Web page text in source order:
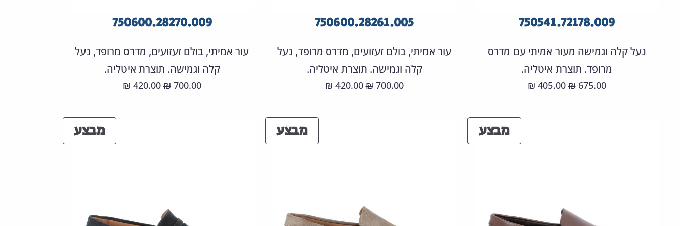
750541.72178.009
נעל קלה וגמישה מעור אמיתי עם מדרס
מרופד. תוצרת איטליה.
675.00
₪ המחיר
405.00
₪
הוא:
405.00 ₪.
750600.28261.005
עור אמיתי, בולם זעזועים, מדרס מרופד, נעל
קלה וגמישה. תוצרת איטליה.
700.00
₪ המחיר
420.00
₪
הוא:
420.00 ₪.
750600.28270.009
עור אמיתי, בולם זעזועים, מדרס מרופד, נעל
קלה וגמישה. תוצרת איטליה.
700.00
₪ המחיר
420.00
₪
הוא:
420.00 ₪.
מבצעמוצרים
במבצע
מבצעמוצרים
במבצע
מבצעמוצרים
במבצע